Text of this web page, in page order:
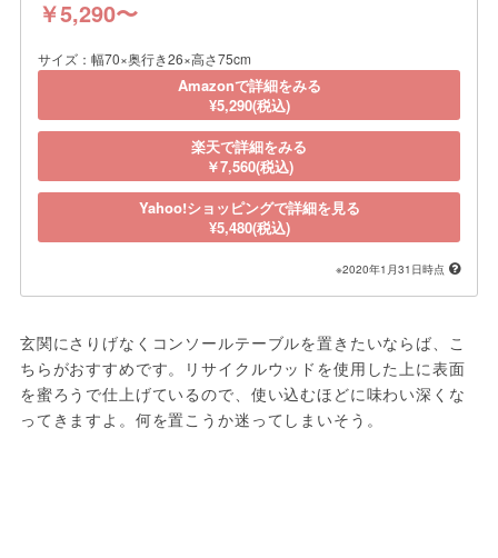
￥5,290〜
サイズ：幅70×奥行き26×高さ75cm
Amazonで詳細をみる
¥5,290(税込)
楽天で詳細をみる
￥7,560(税込)
Yahoo!ショッピングで詳細を見る
¥5,480(税込)
※2020年1月31日時点
玄関にさりげなくコンソールテーブルを置きたいならば、こ
ちらがおすすめです。リサイクルウッドを使用した上に表面
を蜜ろうで仕上げているので、使い込むほどに味わい深くな
ってきますよ。何を置こうか迷ってしまいそう。